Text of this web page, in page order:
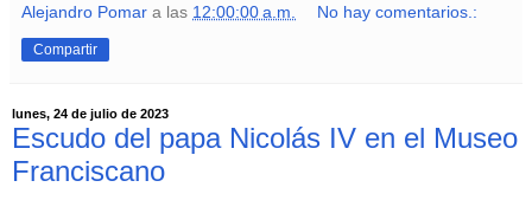
Alejandro Pomar a las 12:00:00 a.m. No hay comentarios.:
Compartir
lunes, 24 de julio de 2023
Escudo del papa Nicolás IV en el Museo
Franciscano